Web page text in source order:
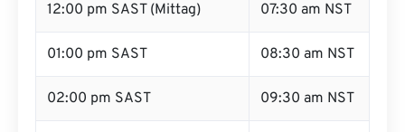
12:00 pm SAST (Mittag) 07:30 am NST
01:00 pm SAST 08:30 am NST
02:00 pm SAST 09:30 am NST